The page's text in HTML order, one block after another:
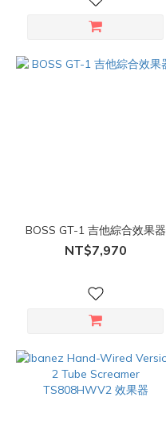
BOSS GT-1 吉他綜合效果器
NT$7,970